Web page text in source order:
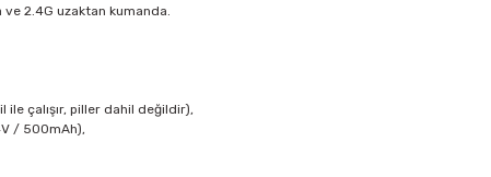
2.4G uzaktan kumanda.
ile çalışır, piller dahil değildir),
/ 500mAh),